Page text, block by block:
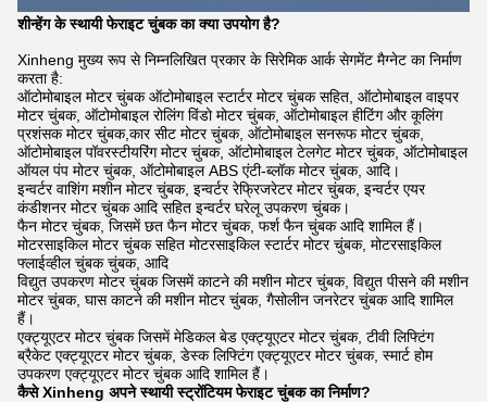
शीन्हेंग के स्थायी फेराइट चुंबक का क्या उपयोग है?
Xinheng मुख्य रूप से निम्नलिखित प्रकार के सिरेमिक आर्क सेगमेंट मैग्नेट का निर्माण
करता है:
ऑटोमोबाइल मोटर चुंबक ऑटोमोबाइल स्टार्टर मोटर चुंबक सहित, ऑटोमोबाइल वाइपर
मोटर चुंबक, ऑटोमोबाइल रोलिंग विंडो मोटर चुंबक, ऑटोमोबाइल हीटिंग और कूलिंग
प्रशंसक मोटर चुंबक,कार सीट मोटर चुंबक, ऑटोमोबाइल सनरूफ मोटर चुंबक,
ऑटोमोबाइल पॉवरस्टीयरिंग मोटर चुंबक, ऑटोमोबाइल टेलगेट मोटर चुंबक, ऑटोमोबाइल
ऑयल पंप मोटर चुंबक, ऑटोमोबाइल ABS एंटी-ब्लॉक मोटर चुंबक, आदि।
इन्वर्टर वाशिंग मशीन मोटर चुंबक, इन्वर्टर रेफ्रिजरेटर मोटर चुंबक, इन्वर्टर एयर
कंडीशनर मोटर चुंबक आदि सहित इन्वर्टर घरेलू उपकरण चुंबक।
फैन मोटर चुंबक, जिसमें छत फैन मोटर चुंबक, फर्श फैन चुंबक आदि शामिल हैं।
मोटरसाइकिल मोटर चुंबक सहित मोटरसाइकिल स्टार्टर मोटर चुंबक, मोटरसाइकिल
फ्लाईव्हील चुंबक चुंबक, आदि
विद्युत उपकरण मोटर चुंबक जिसमें काटने की मशीन मोटर चुंबक, विद्युत पीसने की मशीन
मोटर चुंबक, घास काटने की मशीन मोटर चुंबक, गैसोलीन जनरेटर चुंबक आदि शामिल
हैं।
एक्ट्यूएटर मोटर चुंबक जिसमें मेडिकल बेड एक्ट्यूएटर मोटर चुंबक, टीवी लिफ्टिंग
ब्रैकेट एक्ट्यूएटर मोटर चुंबक, डेस्क लिफ्टिंग एक्ट्यूएटर मोटर चुंबक, स्मार्ट होम
उपकरण एक्ट्यूएटर मोटर चुंबक आदि शामिल हैं।
कैसे Xinheng अपने स्थायी स्ट्रोंटियम फेराइट चुंबक का निर्माण?